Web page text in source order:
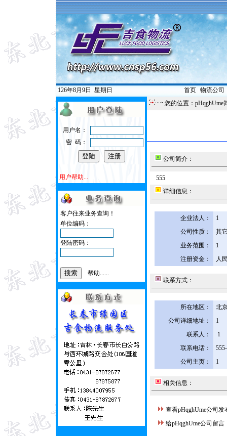
126年8月9日 星期日 首页| 物流公司
用户名：
密 码：
用户帮助...
客户往来业务查询！
单位编码：
登陆密码：
帮助......
您的位置：pHqghUme
公司简介：
555
详细信息：
企业法人：
1
公司性质：
其
业务范围：
1
注册资金：
人
联系方式：
所在地区：
北
公司详细地址：
1
联系人：
1
联系电话：
公司主页：
1
相关信息：
查看pHqghUme公司发
给pHqghUme公司留言